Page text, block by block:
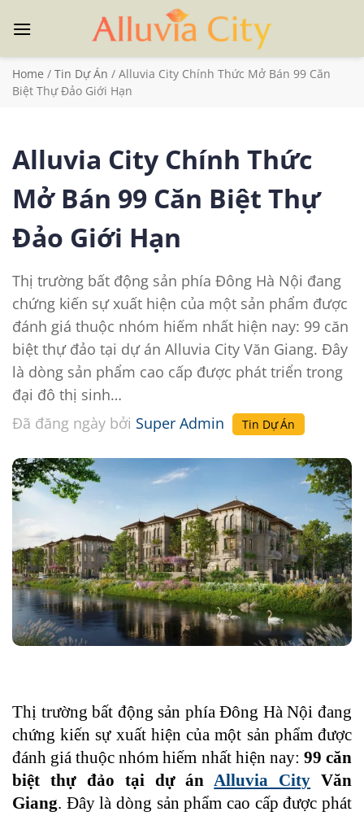
đến
dung
Home / Tin Dự Án / Alluvia City Chính Thức Mở Bán 99 Căn
Biệt Thự Đảo Giới Hạn
Alluvia City Chính Thức
Mở Bán 99 Căn Biệt Thự
Đảo Giới Hạn
Thị trường bất động sản phía Đông Hà Nội đang
chứng kiến sự xuất hiện của một sản phẩm được
đánh giá thuộc nhóm hiếm nhất hiện nay: 99 căn
biệt thự đảo tại dự án Alluvia City Văn Giang. Đây
là dòng sản phẩm cao cấp được phát triển trong
đại đô thị sinh…
Đã đăng ngày bởi Super Admin Tin Dự Án
Thị trường bất động sản phía Đông Hà Nội đang
chứng kiến sự xuất hiện của một sản phẩm được
đánh giá thuộc nhóm hiếm nhất hiện nay: 99 căn
biệt thự đảo tại dự án Alluvia City Văn
Giang. Đây là dòng sản phẩm cao cấp được phát